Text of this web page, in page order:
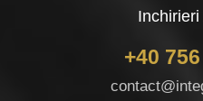
+40